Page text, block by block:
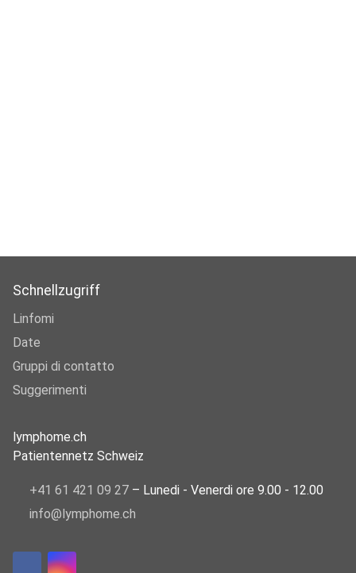
Schnellzugriff
Linfomi
Date
Gruppi di contatto
Suggerimenti
lymphome.ch
Patientennetz Schweiz
+41 61 421 09 27 – Lunedi - Venerdi ore 9.00 - 12.00
info@lymphome.ch